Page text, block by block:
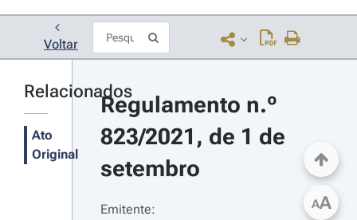
Voltar
Relacionados
Ato
Original
Regulamento n.º
823/2021, de 1 de
setembro
Emitente:
AA